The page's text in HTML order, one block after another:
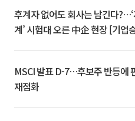
후계자 없어도 회사는 남긴다
계’ 시험대 오른 中企 현장 [기업
MSCI 발표 D-7…후보주 반등에
재점화